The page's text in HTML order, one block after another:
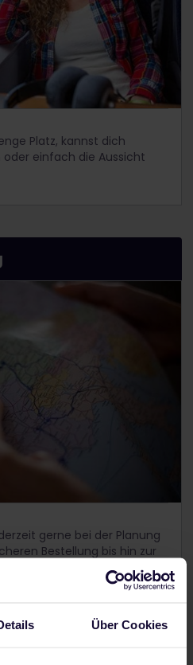
Über Cookies
Platz, kannst dich
oder einfach die Aussicht
gerne bei der Planung
Bestellung bis hin zur
Abenteuer